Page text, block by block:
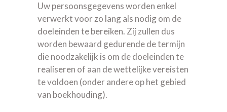
Uw persoonsgegevens worden enkel
verwerkt voor zo lang als nodig om de
doeleinden te bereiken. Zij zullen dus
worden bewaard gedurende de termijn
die noodzakelijk is om de doeleinden te
realiseren of aan de wettelijke vereisten
te voldoen (onder andere op het gebied
van boekhouding).